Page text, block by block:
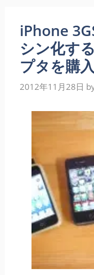
iPhone
シン化す
プタを購入
2012年11月28日